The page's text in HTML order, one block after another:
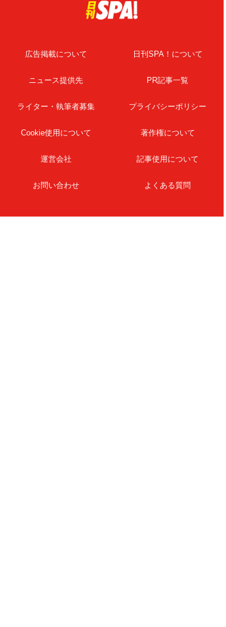
広告掲載について 日刊SPA！について
ニュース提供先 PR記事一覧
ライター・執筆者募集 プライバシーポリシー
Cookie使用について 著作権について
運営会社 記事使用について
お問い合わせ よくある質問